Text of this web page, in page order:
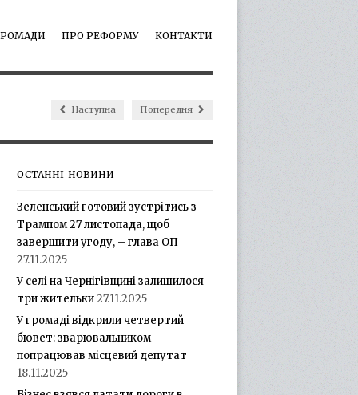
ПРО РЕФОРМУ КОНТАКТИ
Наступна Попередня
ОСТАННІ НОВИНИ
Зеленський готовий зустрітись з
Трампом 27 листопада, щоб
завершити угоду, – глава ОП
27.11.2025
У селі на Чернігівщині залишилося
три жительки27.11.2025
У громаді відкрили четвертий
бювет: зварювальником
попрацював місцевий депутат
18.11.2025